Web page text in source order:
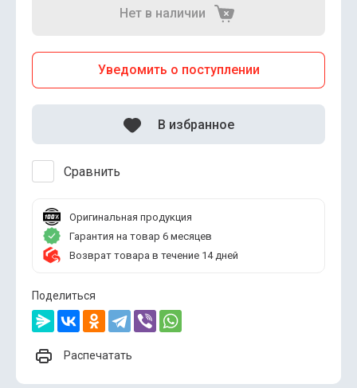
Нет в наличии
Уведомить о поступлении
Сравнить
В избранное
Оригинальная продукция
Гарантия на товар 6 месяцев
Возврат товара в течение 14 дней
Поделиться
Распечатать